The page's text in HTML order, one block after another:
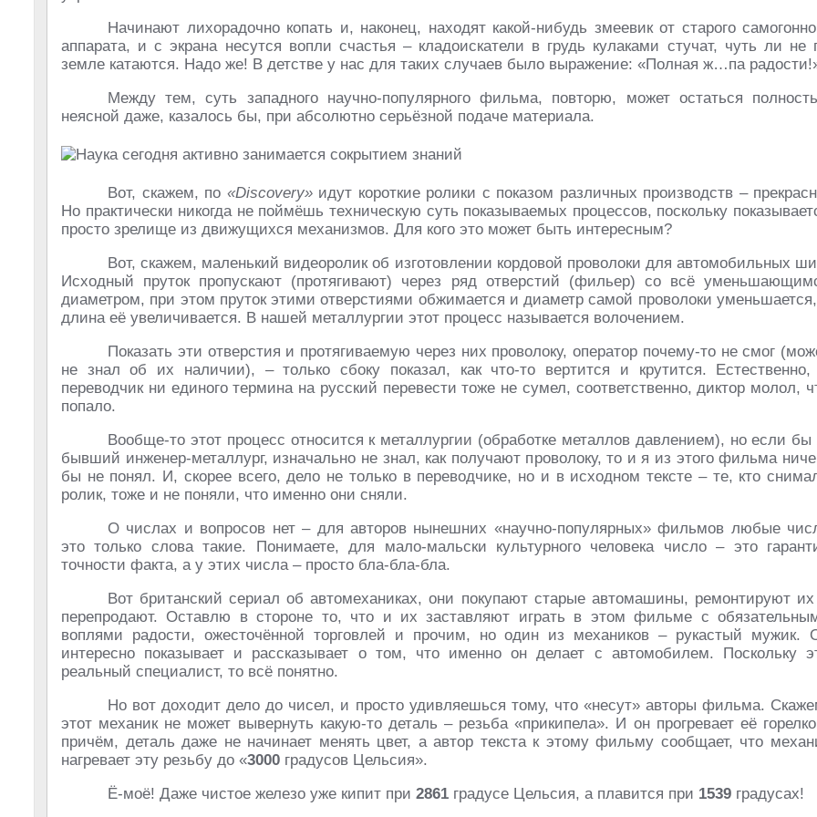
Начинают лихорадочно копать и, наконец, находят какой-нибудь змеевик от старого
аппарата, и с экрана несутся вопли счастья – кладоискатели в грудь кулаками стучат, чуть ли не
земле катаются. Надо же! В детстве у нас для таких случаев было выражение: «Полная ж…па
Между тем, суть западного научно-популярного фильма, повторю, может остаться
неясной даже, казалось бы, при абсолютно серьёзной подаче материала.
Вот, скажем, по «Discovery»идут короткие ролики с показом различных производств –
Но практически никогда не поймёшь техническую суть показываемых процессов, поскольку
просто зрелище из движущихся механизмов. Для кого это может быть интересным?
Вот, скажем, маленький видеоролик об изготовлении кордовой проволоки для автомобильных
Исходный пруток пропускают (протягивают) через ряд отверстий (фильер) со всё
диаметром, при этом пруток этими отверстиями обжимается и диаметр самой проволоки
длина её увеличивается. В нашей металлургии этот процесс называется волочением.
Показать эти отверстия и протягиваемую через них проволоку, оператор почему-то не смог
не знал об их наличии), – только сбоку показал, как что-то вертится и крутится.
переводчик ни единого термина на русский перевести тоже не сумел, соответственно, диктор молол,
попало.
Вообще-то этот процесс относится к металлургии (обработке металлов давлением), но если бы
бывший инженер-металлург, изначально не знал, как получают проволоку, то и я из этого фильма
бы не понял. И, скорее всего, дело не только в переводчике, но и в исходном тексте – те, кто
ролик, тоже и не поняли, что именно они сняли.
О числах и вопросов нет – для авторов нынешних «научно-популярных» фильмов любые
это только слова такие. Понимаете, для мало-мальски культурного человека число – это
точности факта, а у этих числа – просто бла-бла-бла.
Вот британский сериал об автомеханиках, они покупают старые автомашины, ремонтируют
перепродают. Оставлю в стороне то, что и их заставляют играть в этом фильме с
воплями радости, ожесточённой торговлей и прочим, но один из механиков – рукастый мужик.
интересно показывает и рассказывает о том, что именно он делает с автомобилем. Поскольку
реальный специалист, то всё понятно.
Но вот доходит дело до чисел, и просто удивляешься тому, что «несут» авторы фильма.
этот механик не может вывернуть какую-то деталь – резьба «прикипела». И он прогревает её
причём, деталь даже не начинает менять цвет, а автор текста к этому фильму сообщает, что
нагревает эту резьбу до «3000 градусов Цельсия».
Ё-моё! Даже чистое железо уже кипит при 2861 градусе Цельсия, а плавится при 1539 градусах!